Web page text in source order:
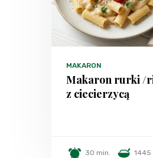
MAKARON
Makaron rurki /
z ciecierzycą
30 min. 1445